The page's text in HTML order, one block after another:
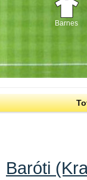
Barnes
Baróti